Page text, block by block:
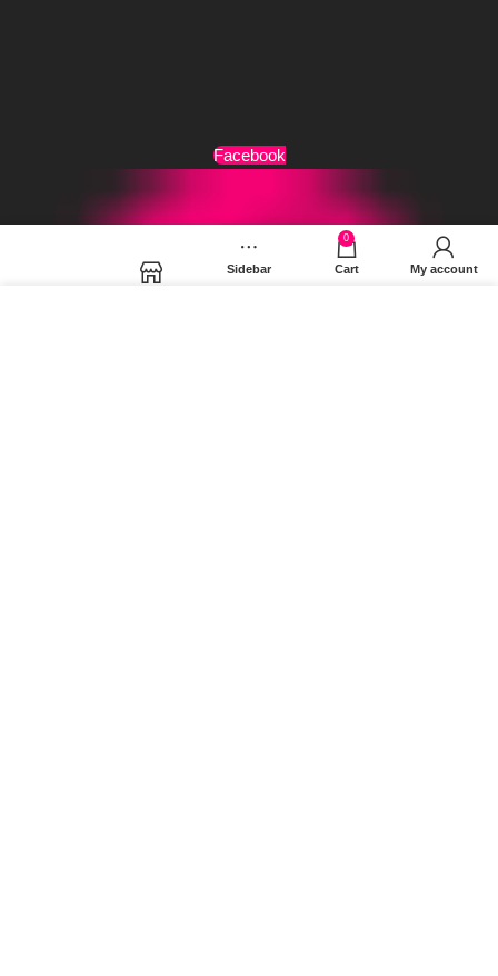
Facebook
Sidebar
0
Cart My account